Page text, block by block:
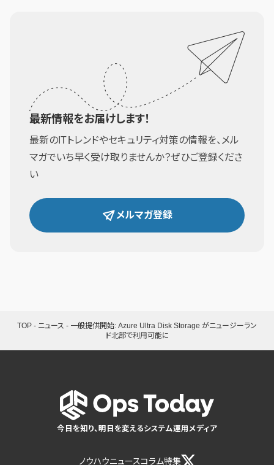
最新情報をお届けします！
最新のITトレンドやセキュリティ対策の情報を、メル
マガでいち早く受け取りませんか？ぜひご登録くださ
い
メルマガ登録
TOP - ニュース - 一般提供開始: Azure Ultra Disk Storage がニュージーラン
ド北部で利用可能に
今日を知り、明日を変えるシステム運用メディア
ノウハウニュースコラム特集